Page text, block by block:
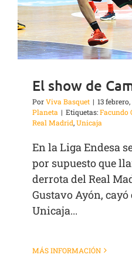
El show de
PorViva Basquet | 13 febrero,
Planeta | Etiquetas:Facundo
Real Madrid,Unicaja
En la Liga Endesa
por supuesto que
derrota del Real
Gustavo Ayón,
Unicaja...
MÁS INFORMACIÓN